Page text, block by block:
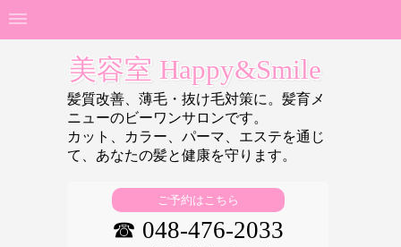
美容室 Happy&Smile
髪質改善、薄毛・抜け毛対策に。髪育メ
ニューのビーワンサロンです。
カット、カラー、パーマ、エステを通じ
て、あなたの髪と健康を守ります。
ご予約はこちら
☎ 048-476-2033